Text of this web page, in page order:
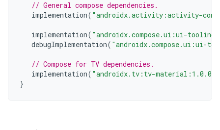
// General compose dependencies.
implementation( "androidx.activity:activity-
implementation( "androidx.compose.ui:ui-tooling-
debugImplementation( "androidx.compose.ui:ui-
// Compose for TV dependencies.
implementation( "androidx.tv:tv-material:1.0.0"
}